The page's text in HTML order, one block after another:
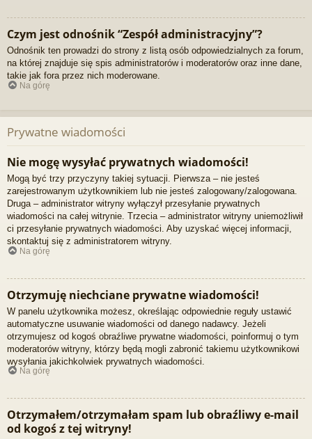
Czym jest odnośnik “Zespół administracyjny”?
Odnośnik ten prowadzi do strony z listą osób odpowiedzialnych za forum,
na której znajduje się spis administratorów i moderatorów oraz inne dane,
takie jak fora przez nich moderowane.
Na górę
Prywatne wiadomości
Nie mogę wysyłać prywatnych wiadomości!
Mogą być trzy przyczyny takiej sytuacji. Pierwsza – nie jesteś
zarejestrowanym użytkownikiem lub nie jesteś zalogowany/zalogowana.
Druga – administrator witryny wyłączył przesyłanie prywatnych
wiadomości na całej witrynie. Trzecia – administrator witryny uniemożliwił
ci przesyłanie prywatnych wiadomości. Aby uzyskać więcej informacji,
skontaktuj się z administratorem witryny.
Na górę
Otrzymuję niechciane prywatne wiadomości!
W panelu użytkownika możesz, określając odpowiednie reguły ustawić
automatyczne usuwanie wiadomości od danego nadawcy. Jeżeli
otrzymujesz od kogoś obraźliwe prywatne wiadomości, poinformuj o tym
moderatorów witryny, którzy będą mogli zabronić takiemu użytkownikowi
wysyłania jakichkolwiek prywatnych wiadomości.
Na górę
Otrzymałem/otrzymałam spam lub obraźliwy e-mail
od kogoś z tej witryny!